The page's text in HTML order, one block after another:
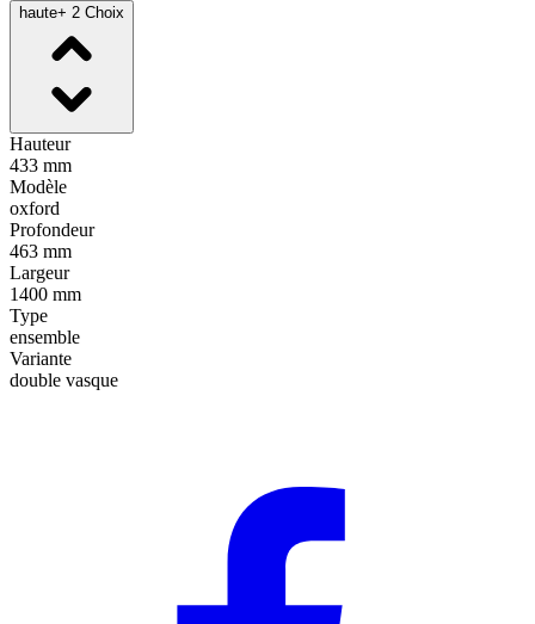
haute+ 2 Choix
Hauteur
433 mm
Modèle
oxford
Profondeur
463 mm
Largeur
1400 mm
Type
ensemble
Variante
double vasque